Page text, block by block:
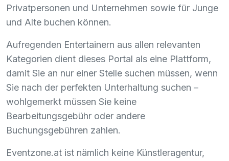
Privatpersonen und Unternehmen sowie für Junge
und Alte buchen können.
Aufregenden Entertainern aus allen relevanten
Kategorien dient dieses Portal als eine Plattform,
damit Sie an nur einer Stelle suchen müssen, wenn
Sie nach der perfekten Unterhaltung suchen –
wohlgemerkt müssen Sie keine
Bearbeitungsgebühr oder andere
Buchungsgebühren zahlen.
Eventzone.at ist nämlich keine Künstleragentur,